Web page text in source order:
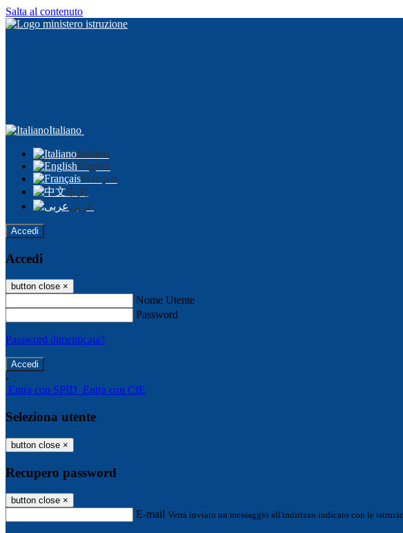
Salta al contenuto
Italiano
Italiano
English
Français
中文
عربى
Accedi
Accedi
button close ×
Nome Utente
Password
Password dimenticata?
-
Entra con SPID Entra con CIE
Seleziona utente
button close ×
Recupero password
button close ×
E-mail Verrà inviato un messaggio all'indirizzo indicato con le